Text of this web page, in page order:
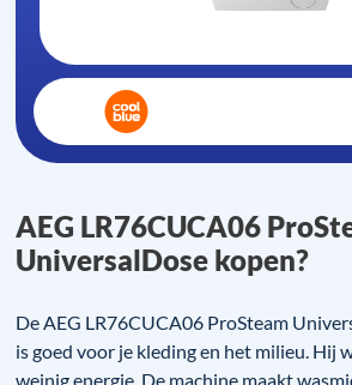
AEG LR76CUCA06
UniversalDose kopen?
De AEG LR76CUCA06 ProSteam
is goed voor je kleding en het milieu. Hij
weinig energie. De machine maakt